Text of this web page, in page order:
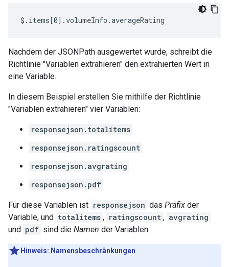
$.items[0].volumeInfo.averageRating
Nachdem der JSONPath ausgewertet wurde, schreibt die
Richtlinie "Variablen extrahieren" den extrahierten Wert in
eine Variable.
In diesem Beispiel erstellen Sie mithilfe der Richtlinie
"Variablen extrahieren" vier Variablen:
responsejson.totalitems
responsejson.ratingscount
responsejson.avgrating
responsejson.pdf
Für diese Variablen ist responsejson das Präfix der
Variable, und totalitems , ratingscount , avgrating
und pdf sind die Namen der Variablen.
Hinweis: Namensbeschränkungen